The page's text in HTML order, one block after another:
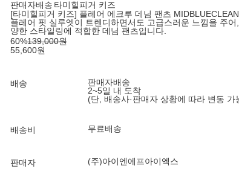
판매자배송 타미힐피거 키즈
[타미힐피거 키즈] 플레어 에크루 데님 팬츠 MIDBLUECLEAN
플레어 핏 실루엣이 트렌디하면서도 고급스러운 느낌을 주
양한 스타일링에 적합한 데님 팬츠입니다.
60%139,000원
55,600원
배송
판매자배송
2~5일 내 도착
(단, 배송사·판매자 상황에 따라 변동 가
배송비 무료배송
판매자 (주)아이엔에프아이엑스